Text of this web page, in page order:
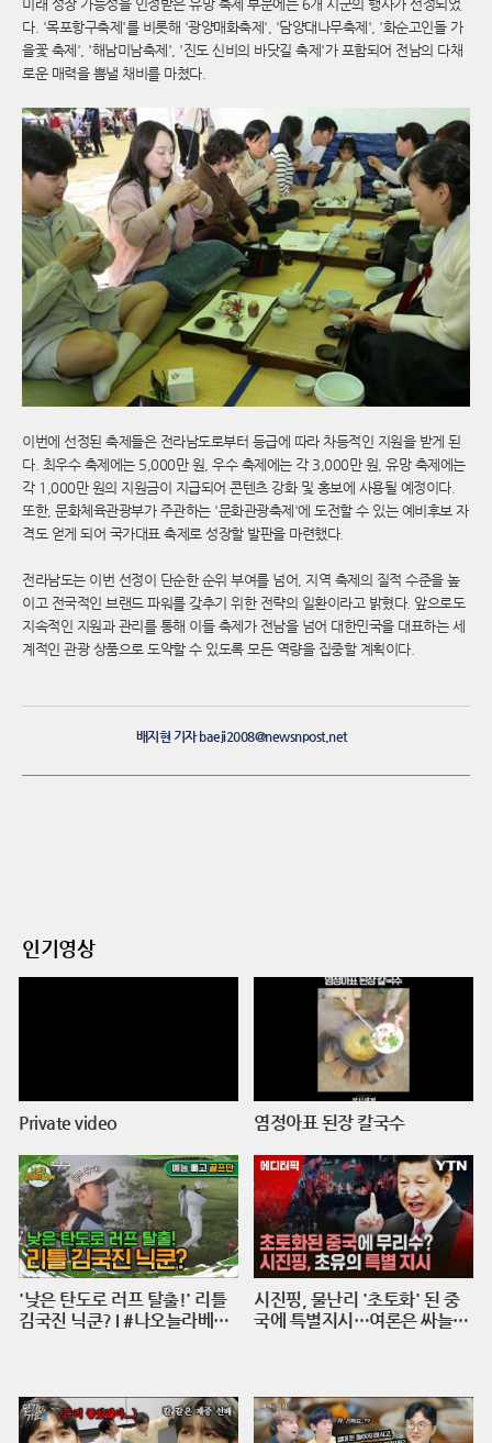
미래 성장 가능성을 인정받은 유망 축제 부문에는 6개 시군의 행사가 선정되었
다. '목포항구축제'를 비롯해 '광양매화축제', '담양대나무축제', '화순고인돌 가
을꽃 축제', '해남미남축제', '진도 신비의 바닷길 축제'가 포함되어 전남의 다채
로운 매력을 뽐낼 채비를 마쳤다.
이번에 선정된 축제들은 전라남도로부터 등급에 따라 차등적인 지원을 받게 된
다. 최우수 축제에는 5,000만 원, 우수 축제에는 각 3,000만 원, 유망 축제에는
각 1,000만 원의 지원금이 지급되어 콘텐츠 강화 및 홍보에 사용될 예정이다.
또한, 문화체육관광부가 주관하는 '문화관광축제'에 도전할 수 있는 예비후보 자
격도 얻게 되어 국가대표 축제로 성장할 발판을 마련했다.
전라남도는 이번 선정이 단순한 순위 부여를 넘어, 지역 축제의 질적 수준을 높
이고 전국적인 브랜드 파워를 갖추기 위한 전략의 일환이라고 밝혔다. 앞으로도
지속적인 지원과 관리를 통해 이들 축제가 전남을 넘어 대한민국을 대표하는 세
계적인 관광 상품으로 도약할 수 있도록 모든 역량을 집중할 계획이다.
배지현 기자 baeji2008@newsnpost.net
인기영상
Private video 염정아표 된장 칼국수
'낮은 탄도로 러프 탈출!' 리틀
김국진 닉쿤? I #나오늘라베했
시진핑, 물난리 '초토화' 된 중
국에 특별지시…여론은 싸늘